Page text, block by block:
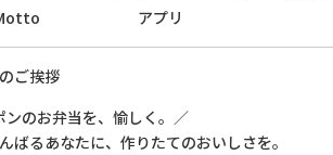
アプリ
ご挨拶
ンのお弁当を、愉しく。／
ばるあなたに、作りたてのおいしさを。